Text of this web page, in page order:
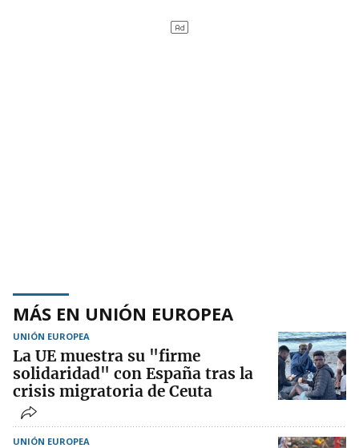
MÁS EN UNIÓN EUROPEA
UNIÓN EUROPEA
La UE muestra su "firme
solidaridad" con España tras la
crisis migratoria de Ceuta
UNIÓN EUROPEA